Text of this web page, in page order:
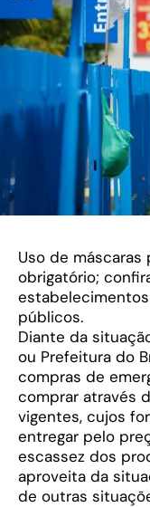
Uso de máscaras
obrigatório;
públicos.
Diante da
ou Prefeitura do
compras de
comprar através
vigentes, cujos
entregar pelo
escassez dos
aproveita da
de outras